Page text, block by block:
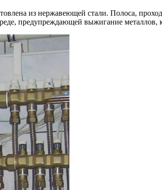
из нержавеющей стали. Полоса,
предупреждающей выжигание металлов,